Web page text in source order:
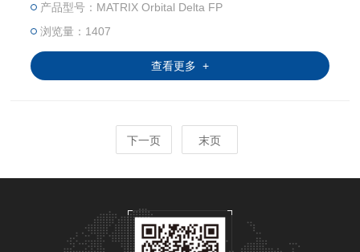
产品型号：MATRIX Orbital Delta FP
浏览量：1407
查看更多 +
下一页 末页